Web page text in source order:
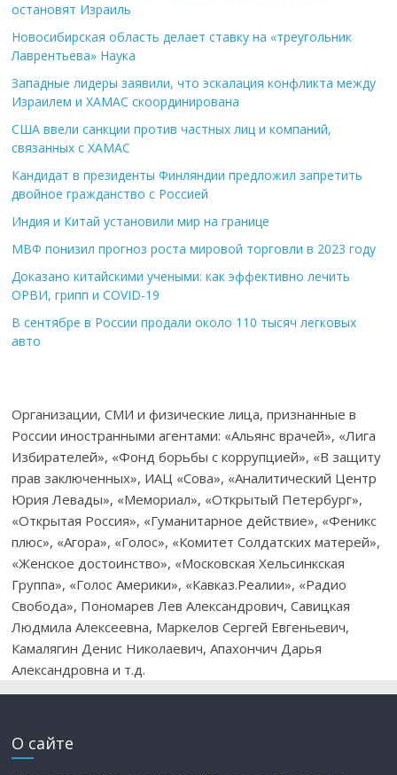
остановят Израиль
Новосибирская область делает ставку на «треугольник
Лаврентьева» Наука
Западные лидеры заявили, что эскалация конфликта между
Израилем и ХАМАС скоординирована
США ввели санкции против частных лиц и компаний,
связанных с ХАМАС
Кандидат в президенты Финляндии предложил запретить
двойное гражданство с Россией
Индия и Китай установили мир на границе
МВФ понизил прогноз роста мировой торговли в 2023 году
Доказано китайскими учеными: как эффективно лечить
ОРВИ, грипп и COVID-19
В сентябре в России продали около 110 тысяч легковых
авто
Организации, СМИ и физические лица, признанные в
России иностранными агентами: «Альянс врачей», «Лига
Избирателей», «Фонд борьбы с коррупцией», «В защиту
прав заключенных», ИАЦ «Сова», «Аналитический Центр
Юрия Левады», «Мемориал», «Открытый Петербург»,
«Открытая Россия», «Гуманитарное действие», «Феникс
плюс», «Агора», «Голос», «Комитет Солдатских матерей»,
«Женское достоинство», «Московская Хельсинкская
Группа», «Голос Америки», «Кавказ.Реалии», «Радио
Свобода», Пономарев Лев Александрович, Савицкая
Людмила Алексеевна, Маркелов Сергей Евгеньевич,
Камалягин Денис Николаевич, Апахончич Дарья
Александровна и т.д.
О сайте